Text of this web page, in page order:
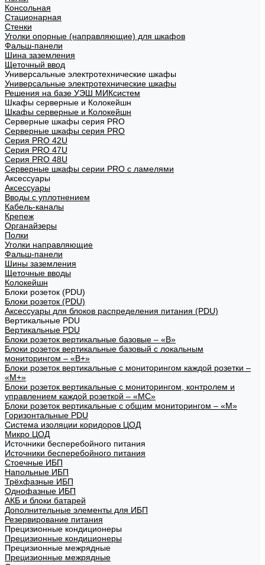
Консольная
Стационарная
Стенки
Уголки опорные (направляющие) для шкафов
Фальш-панели
Шина заземления
Щеточный ввод
Универсальные электротехнические шкафы
Универсальные электротехнические шкафы
Решения на базе УЭШ МИКсистем
Шкафы серверные и Колокейшн
Шкафы серверные и Колокейшн
Серверные шкафы серия PRO
Серверные шкафы серия PRO
Серия PRO 42U
Серия PRO 47U
Серия PRO 48U
Серверные шкафы серии PRO с ламелями
Аксессуары
Аксессуары
Вводы с уплотнением
Кабель-каналы
Крепеж
Органайзеры
Полки
Уголки направляющие
Фальш-панели
Шины заземления
Щеточные вводы
Колокейшн
Блоки розеток (PDU)
Блоки розеток (PDU)
Аксессуары для блоков распределения питания (PDU)
Вертикальные PDU
Вертикальные PDU
Блоки розеток вертикальные базовые – «В»
Блоки розеток вертикальные базовый с локальным
мониторингом – «В+»
Блоки розеток вертикальные с мониторингом каждой розетки –
«М+»
Блоки розеток вертикальные с мониторингом, контролем и
управлением каждой розеткой – «МС»
Блоки розеток вертикальные с общим мониторингом – «М»
Горизонтальные PDU
Система изоляции коридоров ЦОД
Микро ЦОД
Источники бесперебойного питания
Источники бесперебойного питания
Стоечные ИБП
Напольные ИБП
Трёхфазные ИБП
Однофазные ИБП
АКБ и блоки батарей
Дополнительные элементы для ИБП
Резервирование питания
Прецизионные кондиционеры
Прецизионные кондиционеры
Прецизионные межрядные
Прецизионные межрядные